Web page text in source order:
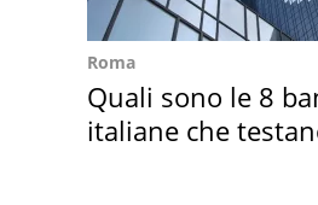
Roma
Quali sono le 8
italiane che